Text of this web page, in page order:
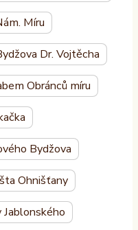
Míru
Dr. Vojtěcha
Obránců míru
Bydžova
Ohnišťany